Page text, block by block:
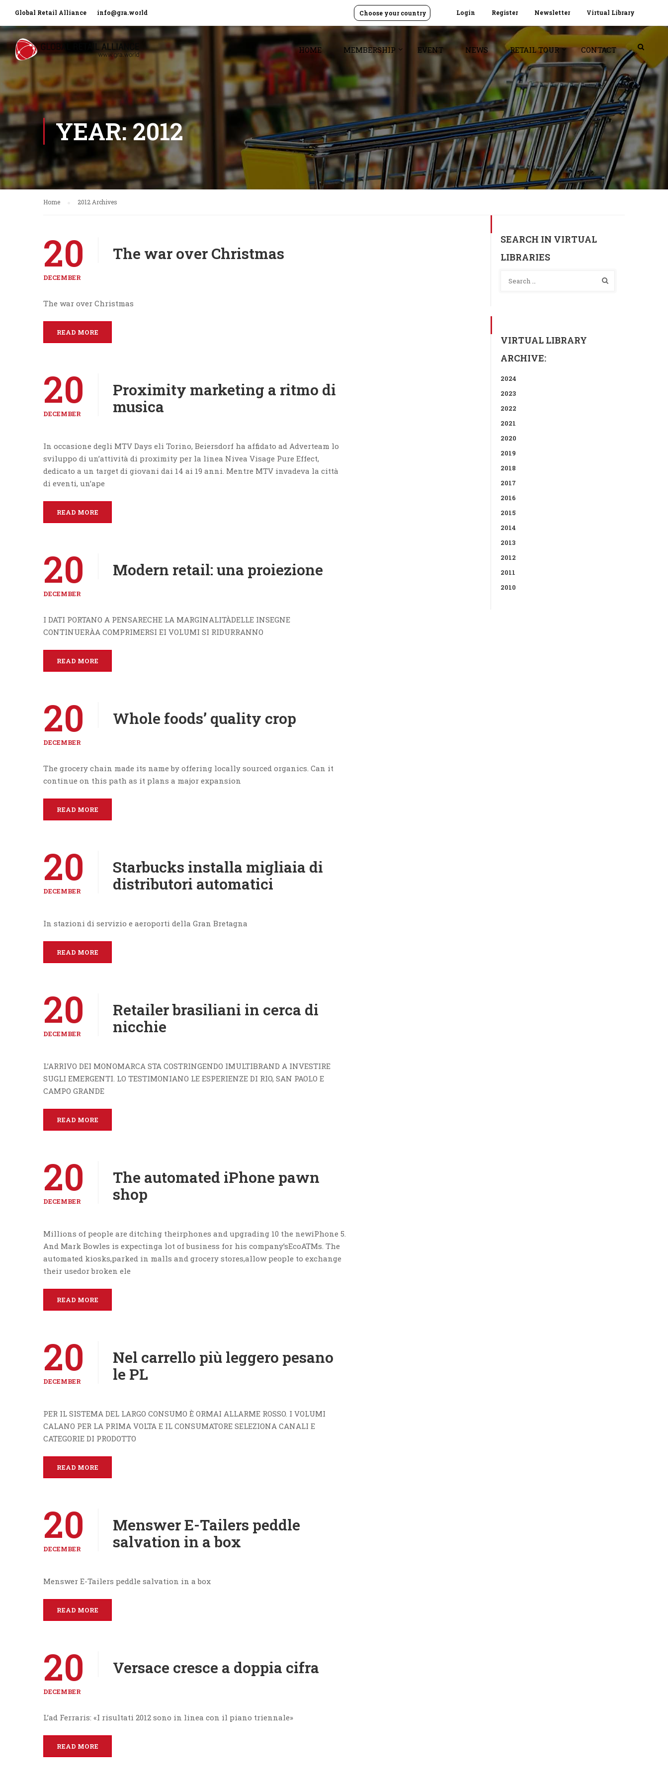
Global Retail Alliance info@gra.world Login Register Newsletter Virtual Library
Choose your country
HOME MEMBERSHIP EVENT NEWS RETAIL TOUR CONTACT
YEAR: 2012
Home 2012 Archives
20
DECEMBER
The war over Christmas
The war over Christmas
READ MORE
20
DECEMBER
Proximity marketing a ritmo di
musica
In occasione degli MTV Days eli Torino, Beiersdorf ha affidato ad Adverteam lo
sviluppo di un’attività di proximity per la linea Nivea Visage Pure Effect,
dedicato a un target di giovani dai 14 ai 19 anni. Mentre MTV invadeva la città
di eventi, un’ape
READ MORE
20
DECEMBER
Modern retail: una proiezione
I DATI PORTANO A PENSARECHE LA MARGINALITÀDELLE INSEGNE
CONTINUERÀA COMPRIMERSI EI VOLUMI SI RIDURRANNO
READ MORE
20
DECEMBER
Whole foods’ quality crop
The grocery chain made its name by offering locally sourced organics. Can it
continue on this path as it plans a major expansion
READ MORE
20
DECEMBER
Starbucks installa migliaia di
distributori automatici
In stazioni di servizio e aeroporti della Gran Bretagna
READ MORE
20
DECEMBER
Retailer brasiliani in cerca di
nicchie
L’ARRIVO DEI MONOMARCA STA COSTRINGENDO IMULTIBRAND A INVESTIRE
SUGLI EMERGENTI. LO TESTIMONIANO LE ESPERIENZE DI RIO, SAN PAOLO E
CAMPO GRANDE
READ MORE
20
DECEMBER
The automated iPhone pawn
shop
Millions of people are ditching theirphones and upgrading 10 the newiPhone 5.
And Mark Bowles is expectinga lot of business for his company’sEcoATMs. The
automated kiosks,parked in malls and grocery stores,allow people to exchange
their usedor broken ele
READ MORE
20
DECEMBER
Nel carrello più leggero pesano
le PL
PER IL SISTEMA DEL LARGO CONSUMO È ORMAI ALLARME ROSSO. I VOLUMI
CALANO PER LA PRIMA VOLTA E IL CONSUMATORE SELEZIONA CANALI E
CATEGORIE DI PRODOTTO
READ MORE
20
DECEMBER
Menswer E-Tailers peddle
salvation in a box
Menswer E-Tailers peddle salvation in a box
READ MORE
20
DECEMBER
Versace cresce a doppia cifra
L’ad Ferraris: «I risultati 2012 sono in linea con il piano triennale»
READ MORE
SEARCH IN VIRTUAL
LIBRARIES
VIRTUAL LIBRARY
ARCHIVE:
2024
2023
2022
2021
2020
2019
2018
2017
2016
2015
2014
2013
2012
2011
2010